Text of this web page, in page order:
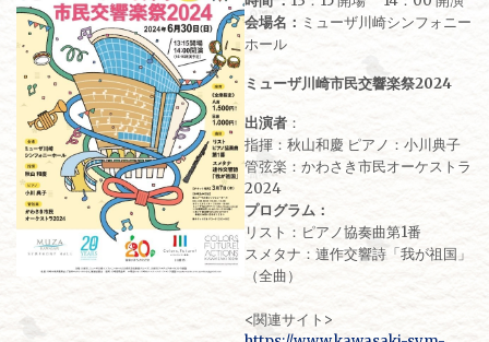
会場名： ミューザ川崎シンフォニー
ホール
ミューザ川崎市民交響楽祭2024
出演者 ：
指揮：秋山和慶 ピアノ：小川典子
管弦楽：かわさき市民オーケストラ
2024
プログラム：
リスト：ピアノ協奏曲第1番
スメタナ：連作交響詩「我が祖国」
（全曲）
<関連サイト>